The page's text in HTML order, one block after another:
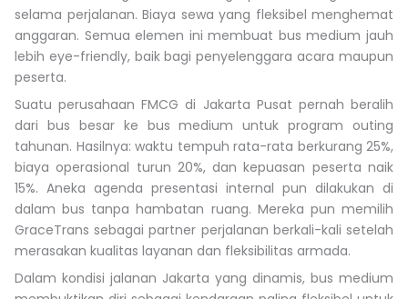
selama perjalanan. Biaya sewa yang fleksibel menghemat
anggaran. Semua elemen ini membuat bus medium jauh
lebih eye-friendly, baik bagi penyelenggara acara maupun
peserta.
Suatu perusahaan FMCG di Jakarta Pusat pernah beralih
dari bus besar ke bus medium untuk program outing
tahunan. Hasilnya: waktu tempuh rata-rata berkurang 25%,
biaya operasional turun 20%, dan kepuasan peserta naik
15%. Aneka agenda presentasi internal pun dilakukan di
dalam bus tanpa hambatan ruang. Mereka pun memilih
GraceTrans sebagai partner perjalanan berkali-kali setelah
merasakan kualitas layanan dan fleksibilitas armada.
Dalam kondisi jalanan Jakarta yang dinamis, bus medium